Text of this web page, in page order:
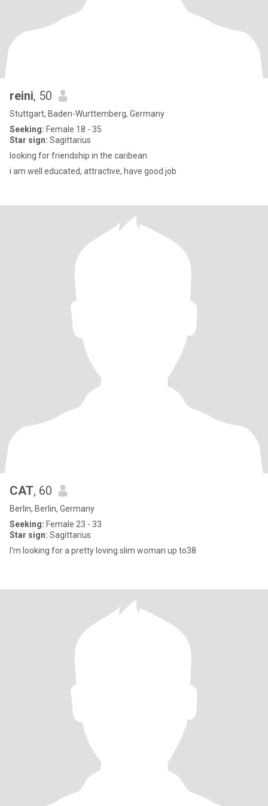
reini, 50
Stuttgart, Baden-Wurttemberg, Germany
Seeking: Female 18 - 35
Star sign: Sagittarius
looking for friendship in the caribean
i am well educated, attractive, have good job
CAT, 60
Berlin, Berlin, Germany
Seeking: Female 23 - 33
Star sign: Sagittarius
I'm looking for a pretty loving slim woman up to38